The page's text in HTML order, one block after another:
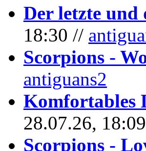
Der letzte und
18:30 //
Scorpions -
antiguans2
Komfortables
28.07.26,
Scorpions -